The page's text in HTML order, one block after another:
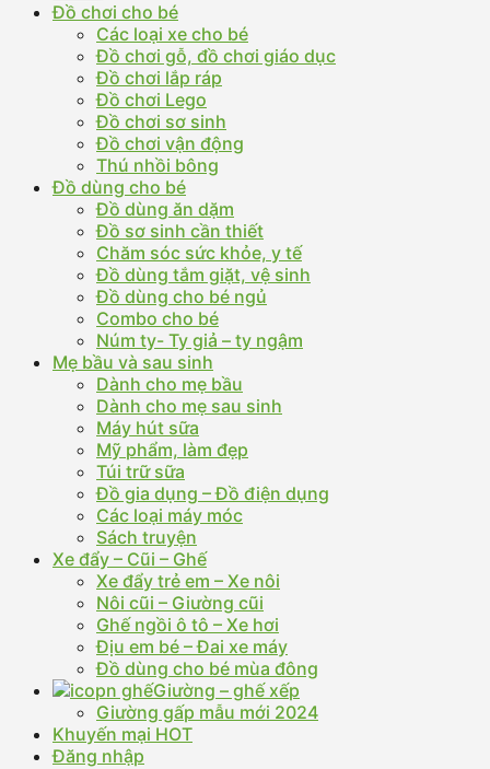
Đồ chơi cho bé
Các loại xe cho bé
Đồ chơi gỗ, đồ chơi giáo dục
Đồ chơi lắp ráp
Đồ chơi Lego
Đồ chơi sơ sinh
Đồ chơi vận động
Thú nhồi bông
Đồ dùng cho bé
Đồ dùng ăn dặm
Đồ sơ sinh cần thiết
Chăm sóc sức khỏe, y tế
Đồ dùng tắm giặt, vệ sinh
Đồ dùng cho bé ngủ
Combo cho bé
Núm ty- Ty giả – ty ngậm
Mẹ bầu và sau sinh
Dành cho mẹ bầu
Dành cho mẹ sau sinh
Máy hút sữa
Mỹ phẩm, làm đẹp
Túi trữ sữa
Đồ gia dụng – Đồ điện dụng
Các loại máy móc
Sách truyện
Xe đẩy – Cũi – Ghế
Xe đẩy trẻ em – Xe nôi
Nôi cũi – Giường cũi
Ghế ngồi ô tô – Xe hơi
Địu em bé – Đai xe máy
Đồ dùng cho bé mùa đông
Giường – ghế xếp
Giường gấp mẫu mới 2024
Khuyến mại HOT
Đăng nhập